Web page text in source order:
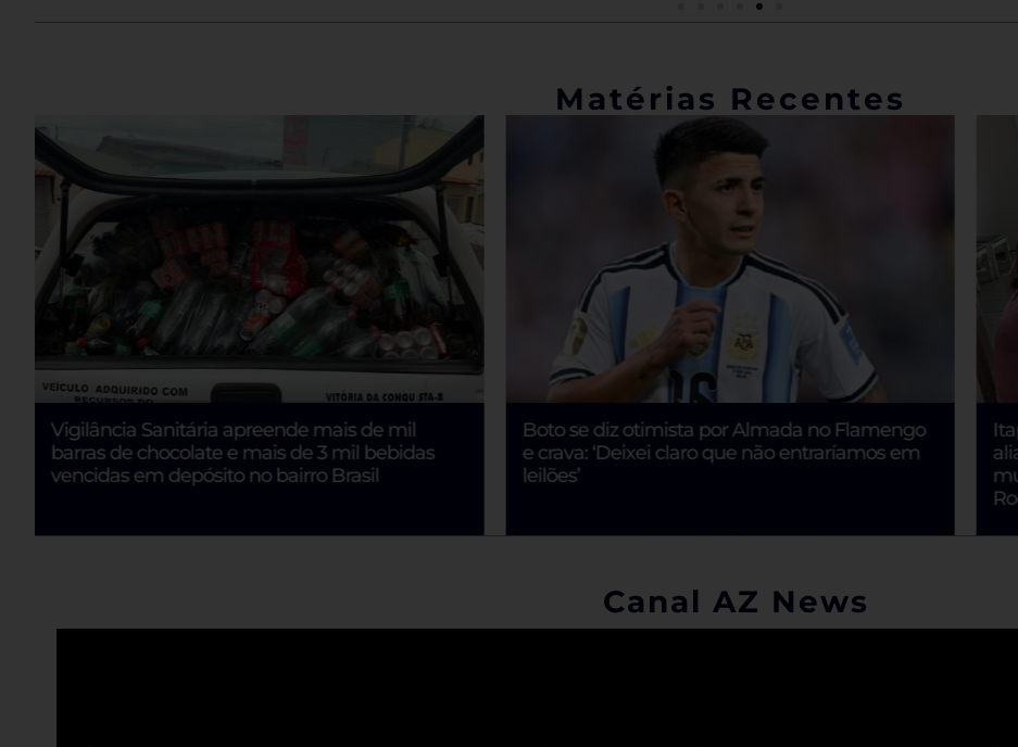
Matérias Recentes
Vigilância Sanitária apreende mais de mil
barras de chocolate e mais de 3 mil bebidas
vencidas em depósito no bairro Brasil
Boto se diz otimista por Almada no Flamengo
e crava: ‘Deixei claro que não entraríamos em
leilões’
Canal AZ News